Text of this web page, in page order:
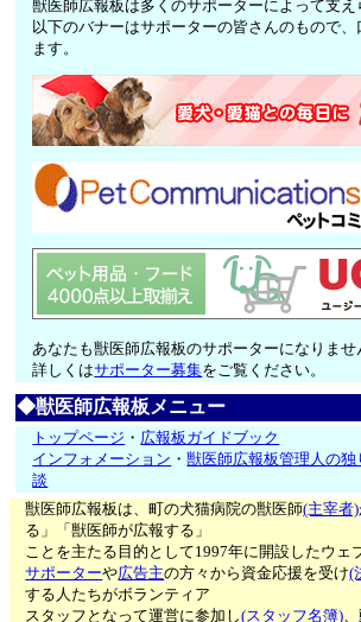
獣医師広報板は多くのサポーターによって支え
以下のバナーはサポーターの皆さんのもので
ます。
あなたも獣医師広報板のサポーターになりませ
詳しくはサポーター募集をご覧ください。
◆獣医師広報板メニュー
トップページ ・ 広報板ガイドブック
インフォメーション ・獣医師広報板管理人の独
談
獣医師広報板は、町の犬猫病院の獣医師(主宰者)
る」「獣医師が広報する」
ことを主たる目的として1997年に開設したウェ
サポーターや広告主の方々から資金応援を受け(
する人たちがボランティア
スタッフとなって運営に参加し(スタッフ名簿)